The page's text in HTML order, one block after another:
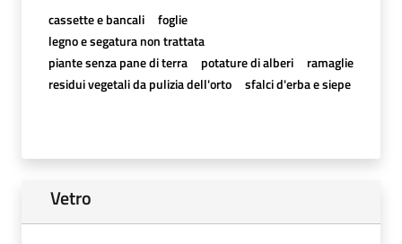
cassette e bancali
foglie
legno e segatura non trattata
piante senza pane di terra
potature di alberi
ramaglie
residui vegetali da pulizia dell'orto
sfalci d'erba e siepe
Vetro